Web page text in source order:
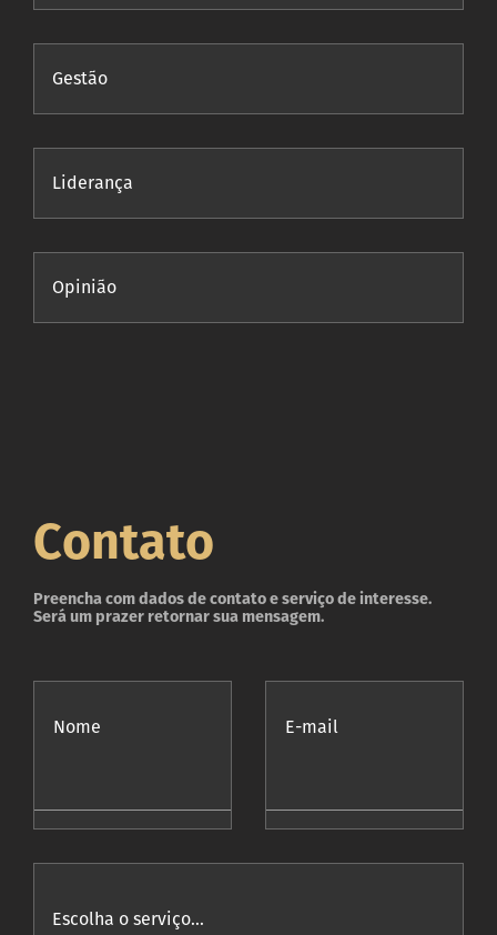
Gestão
Liderança
Opinião
Contato
Preencha com dados de contato e serviço de interesse.
Será um prazer retornar sua mensagem.
Nome E-mail